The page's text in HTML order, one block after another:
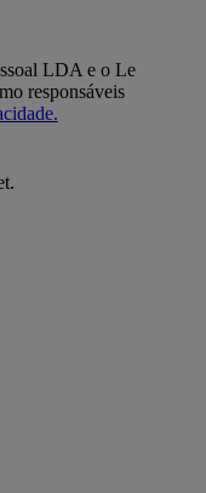
LDA e o Le
responsáveis